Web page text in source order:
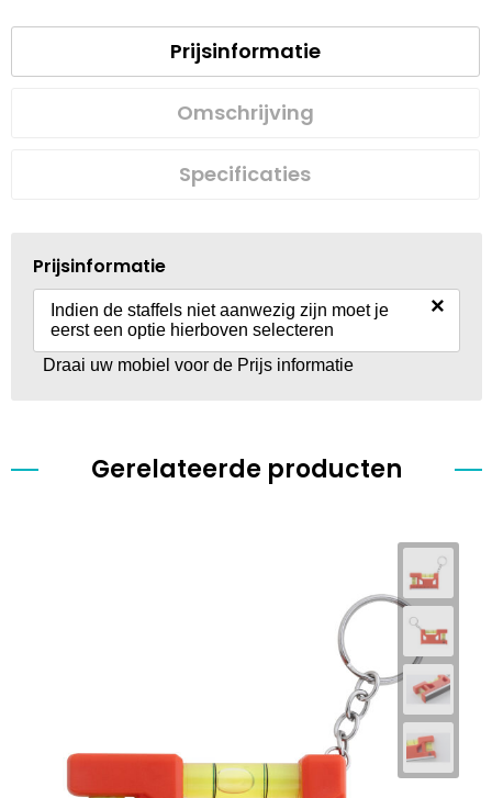
Prijsinformatie
Omschrijving
Specificaties
Prijsinformatie
Indien de staffels niet aanwezig zijn moet je
eerst een optie hierboven selecteren
×
Draai uw mobiel voor de Prijs informatie
Gerelateerde producten